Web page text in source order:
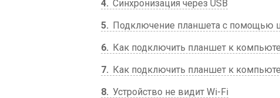
4 Синхронизация через USB
5
Подключение планшета с помощью
6
Как подключить планшет к
7
Как подключить планшет к
8 Устройство не видит Wi-Fi